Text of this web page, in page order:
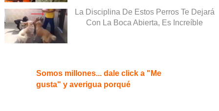
La Disciplina De Estos Perros Te Dejará
Con La Boca Abierta, Es Increíble
Somos millones... dale click a "Me
gusta" y averigua porqué